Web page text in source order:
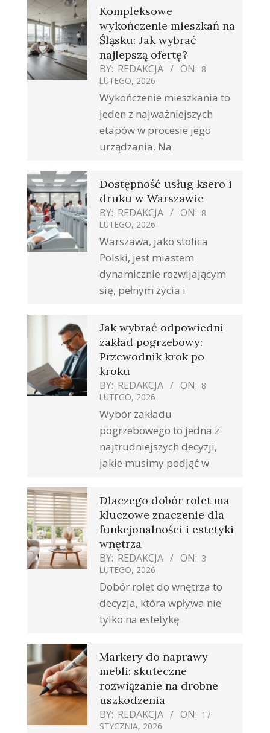
Kompleksowe
wykończenie mieszkań na
Śląsku: Jak wybrać
najlepszą ofertę?
BY: REDAKCJA ON: 8
LUTEGO, 2026
Wykończenie mieszkania to
jeden z najważniejszych
etapów w procesie jego
urządzania. Na
Dostępność usług ksero i
druku w Warszawie
BY: REDAKCJA ON: 8
LUTEGO, 2026
Warszawa, jako stolica
Polski, jest miastem
dynamicznie rozwijającym
się, pełnym życia i
Jak wybrać odpowiedni
zakład pogrzebowy:
Przewodnik krok po
kroku
BY: REDAKCJA ON: 8
LUTEGO, 2026
Wybór zakładu
pogrzebowego to jedna z
najtrudniejszych decyzji,
jakie musimy podjąć w
Dlaczego dobór rolet ma
kluczowe znaczenie dla
funkcjonalności i estetyki
wnętrza
BY: REDAKCJA ON: 3
LUTEGO, 2026
Dobór rolet do wnętrza to
decyzja, która wpływa nie
tylko na estetykę
Markery do naprawy
mebli: skuteczne
rozwiązanie na drobne
uszkodzenia
BY: REDAKCJA ON: 17
STYCZNIA, 2026